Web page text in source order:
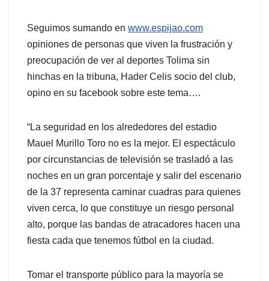
Seguimos sumando en www.espijao.com
opiniones de personas que viven la frustración y
preocupación de ver al deportes Tolima sin
hinchas en la tribuna, Hader Celis socio del club,
opino en su facebook sobre este tema….
“La seguridad en los alrededores del estadio
Mauel Murillo Toro no es la mejor. El espectáculo
por circunstancias de televisión se trasladó a las
noches en un gran porcentaje y salir del escenario
de la 37 representa caminar cuadras para quienes
viven cerca, lo que constituye un riesgo personal
alto, porque las bandas de atracadores hacen una
fiesta cada que tenemos fútbol en la ciudad.
Tomar el transporte público para la mayoría se